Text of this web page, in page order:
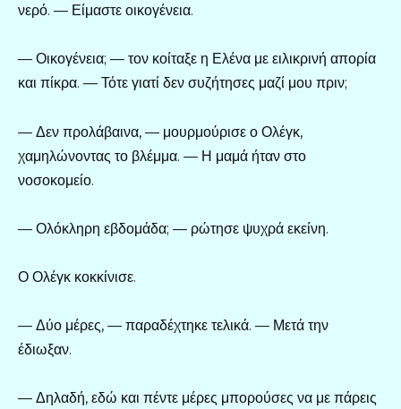
νερό. — Είμαστε οικογένεια.
— Οικογένεια; — τον κοίταξε η Ελένα με ειλικρινή απορία
και πίκρα. — Τότε γιατί δεν συζήτησες μαζί μου πριν;
— Δεν προλάβαινα, — μουρμούρισε ο Ολέγκ,
χαμηλώνοντας το βλέμμα. — Η μαμά ήταν στο
νοσοκομείο.
— Ολόκληρη εβδομάδα; — ρώτησε ψυχρά εκείνη.
Ο Ολέγκ κοκκίνισε.
— Δύο μέρες, — παραδέχτηκε τελικά. — Μετά την
έδιωξαν.
— Δηλαδή, εδώ και πέντε μέρες μπορούσες να με πάρεις